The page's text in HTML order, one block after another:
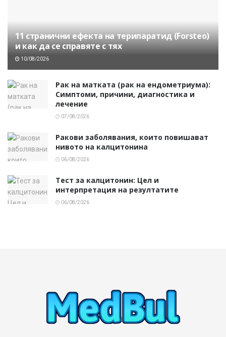
11 странични ефекта на терипаратид (Forsteo)
и как да се справяте с тях
10/08/2026
Рак на матката (рак на ендометриума):
Симптоми, причини, диагностика и
лечение
07/08/2026
Ракови заболявания, които повишават
нивото на калцитонина
06/08/2026
Тест за калцитонин: Цел и
интерпретация на резултатите
06/08/2026